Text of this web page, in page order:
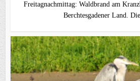
Freitagnachmittag: Waldbrand am
Berchtesgadener Land. Die